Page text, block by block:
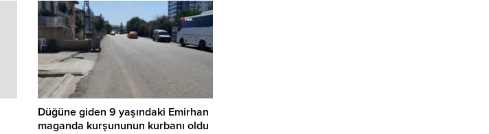
Düğüne giden 9 yaşındaki Emirhan
maganda kurşununun kurbanı oldu